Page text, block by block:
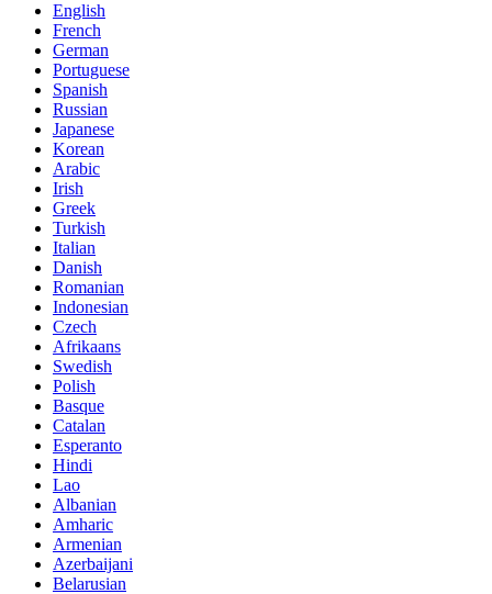
English
French
German
Portuguese
Spanish
Russian
Japanese
Korean
Arabic
Irish
Greek
Turkish
Italian
Danish
Romanian
Indonesian
Czech
Afrikaans
Swedish
Polish
Basque
Catalan
Esperanto
Hindi
Lao
Albanian
Amharic
Armenian
Azerbaijani
Belarusian